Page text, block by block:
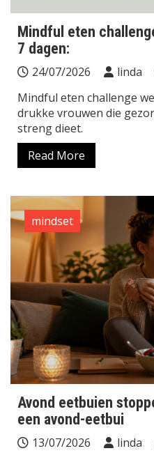
Mindful eten
7 dagen:
24/07/2026 linda
Mindful eten challenge
drukke vrouwen die
streng dieet.
Read More
mindset
Avond eetbuien
een avond-eetbui
13/07/2026 linda